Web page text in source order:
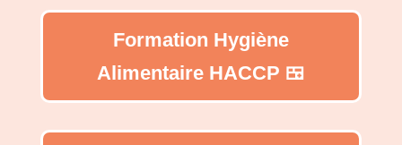
Formation Hygiène
Alimentaire HACCP 🍱